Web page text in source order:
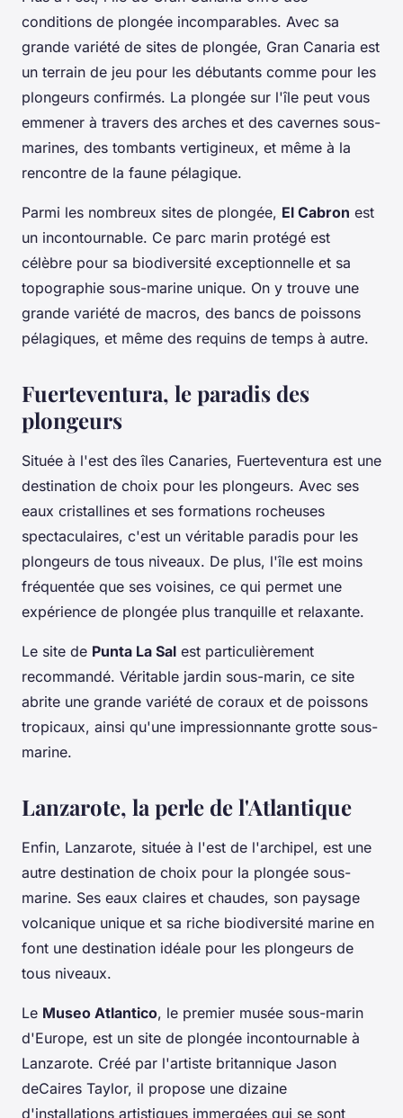
conditions de plongée incomparables. Avec sa
grande variété de sites de plongée, Gran Canaria est
un terrain de jeu pour les débutants comme pour les
plongeurs confirmés. La plongée sur l'île peut vous
emmener à travers des arches et des cavernes sous-
marines, des tombants vertigineux, et même à la
rencontre de la faune pélagique.
Parmi les nombreux sites de plongée, El Cabron est
un incontournable. Ce parc marin protégé est
célèbre pour sa biodiversité exceptionnelle et sa
topographie sous-marine unique. On y trouve une
grande variété de macros, des bancs de poissons
pélagiques, et même des requins de temps à autre.
Fuerteventura, le paradis des
plongeurs
Située à l'est des îles Canaries, Fuerteventura est une
destination de choix pour les plongeurs. Avec ses
eaux cristallines et ses formations rocheuses
spectaculaires, c'est un véritable paradis pour les
plongeurs de tous niveaux. De plus, l'île est moins
fréquentée que ses voisines, ce qui permet une
expérience de plongée plus tranquille et relaxante.
Le site de Punta La Sal est particulièrement
recommandé. Véritable jardin sous-marin, ce site
abrite une grande variété de coraux et de poissons
tropicaux, ainsi qu'une impressionnante grotte sous-
marine.
Lanzarote, la perle de l'Atlantique
Enfin, Lanzarote, située à l'est de l'archipel, est une
autre destination de choix pour la plongée sous-
marine. Ses eaux claires et chaudes, son paysage
volcanique unique et sa riche biodiversité marine en
font une destination idéale pour les plongeurs de
tous niveaux.
Le Museo Atlantico, le premier musée sous-marin
d'Europe, est un site de plongée incontournable à
Lanzarote. Créé par l'artiste britannique Jason
deCaires Taylor, il propose une dizaine
d'installations artistiques immergées qui se sont